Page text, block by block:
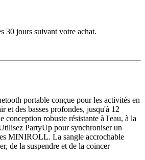
30 jours suivant votre achat.
portable conçue pour les activités en
et des basses profondes, jusqu'à 12
conception robuste résistante à l'eau, à la
PartyUp pour synchroniser un
MINIROLL. La sangle accrochable
de la suspendre et de la coincer